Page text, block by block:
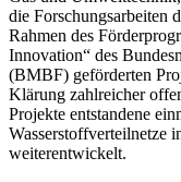
die Forschungsarbeiten
Rahmen des
Innovation“ des
(BMBF) geförderten
Klärung zahlreicher
Projekte entstandene
Wasserstoffverteilnetze
weiterentwickelt.